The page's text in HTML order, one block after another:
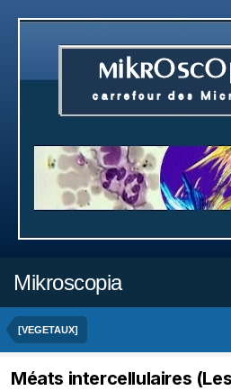
Mikroscopia
[VEGETAUX]
Méats intercellulaires